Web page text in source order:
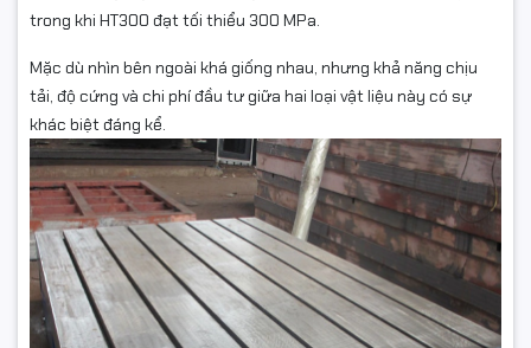
trong khi HT300 đạt tối thiểu 300 MPa.
Mặc dù nhìn bên ngoài khá giống nhau, nhưng khả năng chịu
tải, độ cứng và chi phí đầu tư giữa hai loại vật liệu này có sự
khác biệt đáng kể.